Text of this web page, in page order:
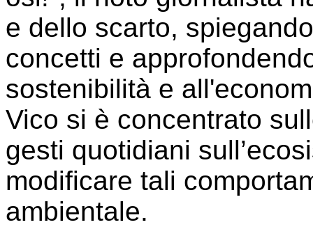
e dello scarto,
concetti e
sostenibilità e
Vico si è concentrato
gesti quotidiani
modificare tali
ambientale.